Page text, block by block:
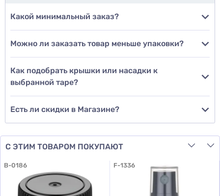
Добавить отзыв
Какой минимальный заказ?
Можно ли заказать товар меньше упаковки?
Как подобрать крышки или насадки к
выбранной таре?
Есть ли скидки в Магазине?
С ЭТИМ ТОВАРОМ ПОКУПАЮТ
B-0186 F-1336